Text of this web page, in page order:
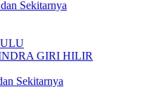
Sekitarnya
GIRI HILIR
Sekitarnya